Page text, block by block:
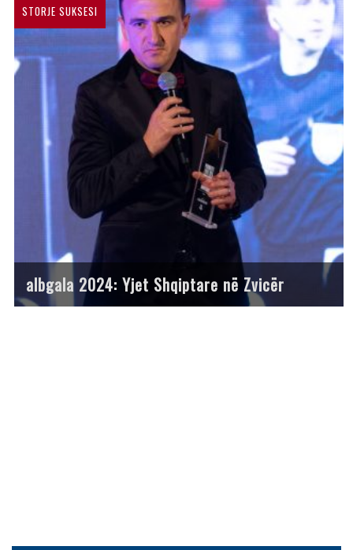
STORJE SUKSESI
albgala 2024: Yjet Shqiptare në Zvicër